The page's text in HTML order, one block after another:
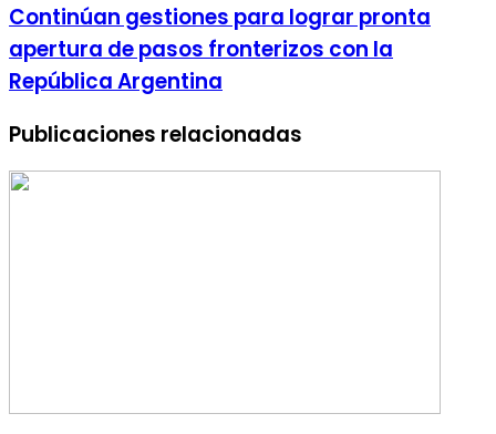
Continúan gestiones para lograr pronta
apertura de pasos fronterizos con la
República Argentina
Publicaciones relacionadas